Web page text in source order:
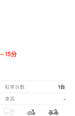
15分
駐車台数 1台
車高 -